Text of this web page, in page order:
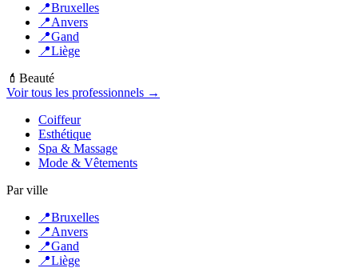
📍Bruxelles
📍Anvers
📍Gand
📍Liège
💄 Beauté
Voir tous les professionnels →
Coiffeur
Esthétique
Spa & Massage
Mode & Vêtements
Par ville
📍Bruxelles
📍Anvers
📍Gand
📍Liège